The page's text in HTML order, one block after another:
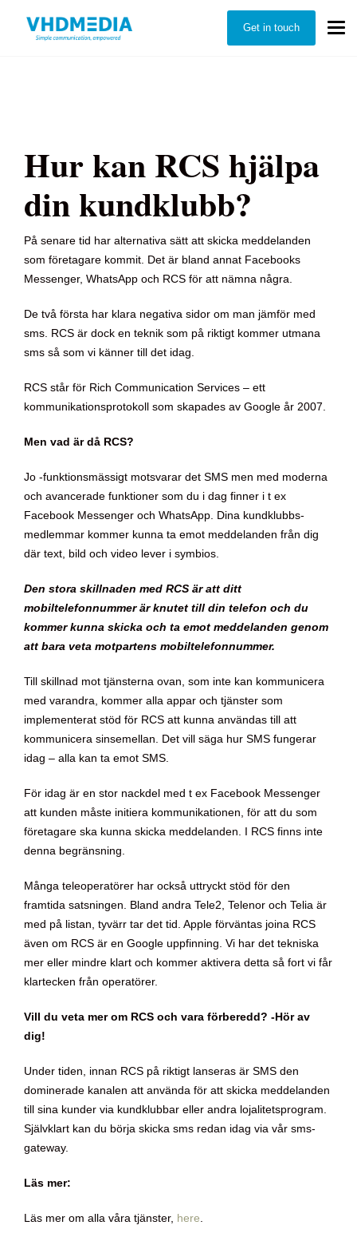
Get in touch
Hur kan RCS hjälpa
din kundklubb?
På senare tid har alternativa sätt att skicka meddelanden
som företagare kommit. Det är bland annat Facebooks
Messenger, WhatsApp och RCS för att nämna några.
De två första har klara negativa sidor om man jämför med
sms. RCS är dock en teknik som på riktigt kommer utmana
sms så som vi känner till det idag.
RCS står för Rich Communication Services – ett
kommunikationsprotokoll som skapades av Google år 2007.
Men vad är då RCS?
Jo -funktionsmässigt motsvarar det SMS men med moderna
och avancerade funktioner som du i dag finner i t ex
Facebook Messenger och WhatsApp. Dina kundklubbs-
medlemmar kommer kunna ta emot meddelanden från dig
där text, bild och video lever i symbios.
Den stora skillnaden med RCS är att ditt
mobiltelefonnummer är knutet till din telefon och du
kommer kunna skicka och ta emot meddelanden genom
att bara veta motpartens mobiltelefonnummer.
Till skillnad mot tjänsterna ovan, som inte kan kommunicera
med varandra, kommer alla appar och tjänster som
implementerat stöd för RCS att kunna användas till att
kommunicera sinsemellan. Det vill säga hur SMS fungerar
idag – alla kan ta emot SMS.
För idag är en stor nackdel med t ex Facebook Messenger
att kunden måste initiera kommunikationen, för att du som
företagare ska kunna skicka meddelanden. I RCS finns inte
denna begränsning.
Många teleoperatörer har också uttryckt stöd för den
framtida satsningen. Bland andra Tele2, Telenor och Telia är
med på listan, tyvärr tar det tid. Apple förväntas joina RCS
även om RCS är en Google uppfinning. Vi har det tekniska
mer eller mindre klart och kommer aktivera detta så fort vi får
klartecken från operatörer.
Vill du veta mer om RCS och vara förberedd? -Hör av
dig!
Under tiden, innan RCS på riktigt lanseras är SMS den
dominerade kanalen att använda för att skicka meddelanden
till sina kunder via kundklubbar eller andra lojalitetsprogram.
Självklart kan du börja skicka sms redan idag via vår sms-
gateway.
Läs mer:
Läs mer om alla våra tjänster, here